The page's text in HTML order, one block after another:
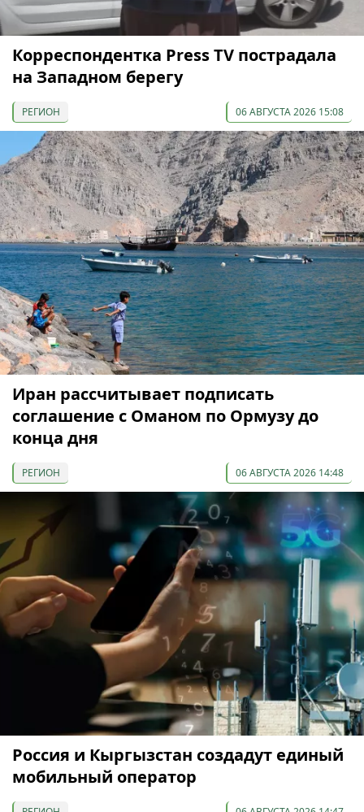
Корреспондентка Press TV пострадала
на Западном берегу
РЕГИОН 06 АВГУСТА 2026 15:08
Иран рассчитывает подписать
соглашение с Оманом по Ормузу до
конца дня
РЕГИОН 06 АВГУСТА 2026 14:48
Россия и Кыргызстан создадут единый
мобильный оператор